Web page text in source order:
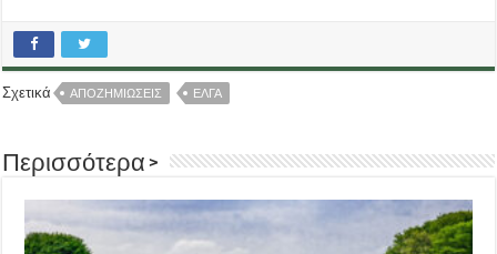
Σχετικά ΑΠΟΖΗΜΙΏΣΕΙΣ ΕΛΓΑ
Περισσότερα >